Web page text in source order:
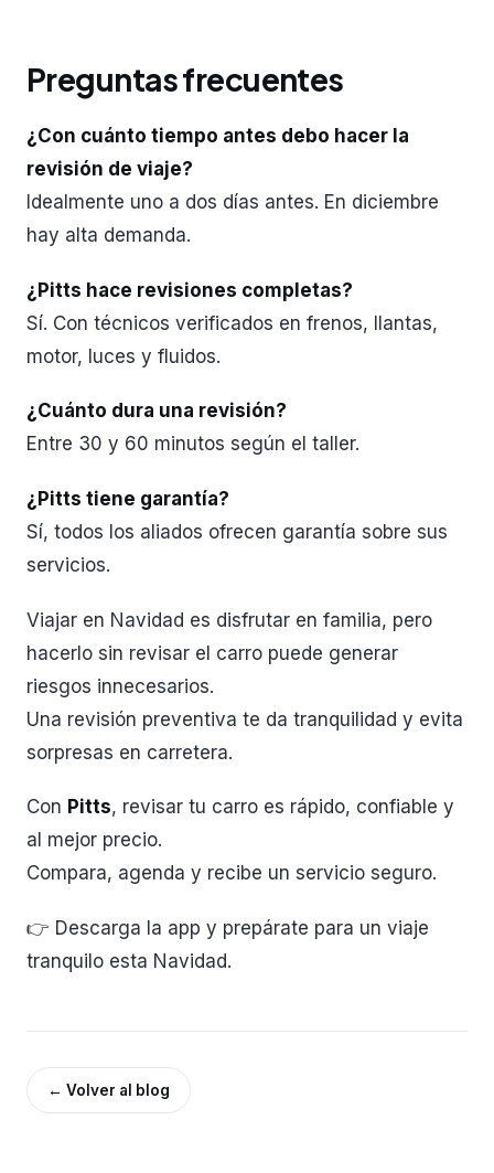
Preguntas frecuentes
¿Con cuánto tiempo antes debo hacer la
revisión de viaje?
Idealmente uno a dos días antes. En diciembre
hay alta demanda.
¿Pitts hace revisiones completas?
Sí. Con técnicos verificados en frenos, llantas,
motor, luces y fluidos.
¿Cuánto dura una revisión?
Entre 30 y 60 minutos según el taller.
¿Pitts tiene garantía?
Sí, todos los aliados ofrecen garantía sobre sus
servicios.
Viajar en Navidad es disfrutar en familia, pero
hacerlo sin revisar el carro puede generar
riesgos innecesarios.
Una revisión preventiva te da tranquilidad y evita
sorpresas en carretera.
Con Pitts, revisar tu carro es rápido, confiable y
al mejor precio.
Compara, agenda y recibe un servicio seguro.
👉 Descarga la app y prepárate para un viaje
tranquilo esta Navidad.
← Volver al blog